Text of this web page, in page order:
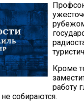
Кроме
работу
собираются.